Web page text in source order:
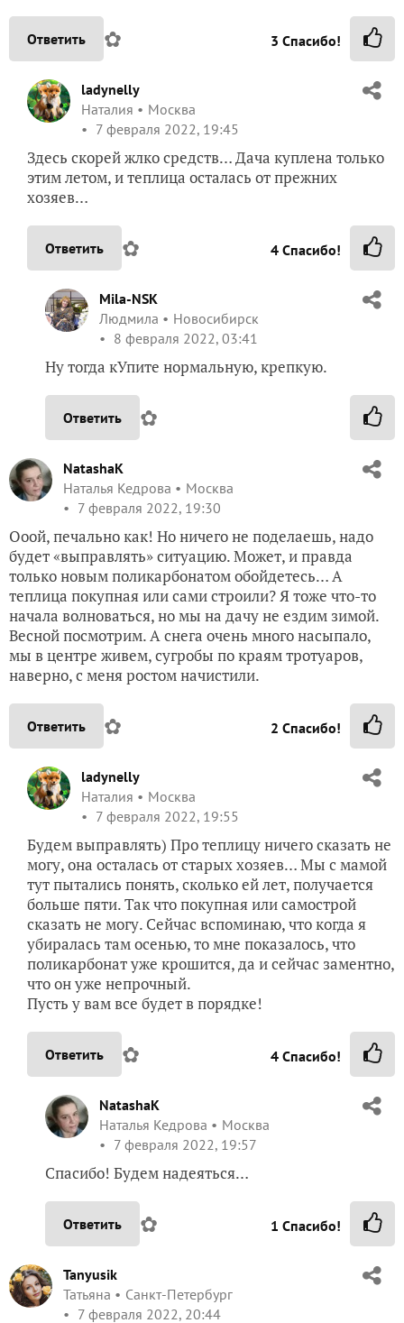
Ответить ✿ 3 Спасибо!
ladynelly
Наталия
Москва
7 февраля 2022, 19:45
Здесь скорей жлко средств… Дача куплена только
этим летом, и теплица осталась от прежних
хозяев…
Ответить ✿ 4 Спасибо!
Mila-NSK
Людмила
Новосибирск
8 февраля 2022, 03:41
Ну тогда кУпите нормальную, крепкую.
Ответить ✿
NatashaK
Наталья Кедрова
Москва
7 февраля 2022, 19:30
Ооой, печально как! Но ничего не поделаешь, надо
будет «выправлять» ситуацию. Может, и правда
только новым поликарбонатом обойдетесь… А
теплица покупная или сами строили? Я тоже что-то
начала волноваться, но мы на дачу не ездим зимой.
Весной посмотрим. А снега очень много насыпало,
мы в центре живем, сугробы по краям тротуаров,
наверно, с меня ростом начистили.
Ответить ✿ 2 Спасибо!
ladynelly
Наталия
Москва
7 февраля 2022, 19:55
Будем выправлять) Про теплицу ничего сказать не
могу, она осталась от старых хозяев… Мы с мамой
тут пытались понять, сколько ей лет, получается
больше пяти. Так что покупная или самострой
сказать не могу. Сейчас вспоминаю, что когда я
убиралась там осенью, то мне показалось, что
поликарбонат уже крошится, да и сейчас заментно,
что он уже непрочный.
Пусть у вам все будет в порядке!
Ответить ✿ 4 Спасибо!
NatashaK
Наталья Кедрова
Москва
7 февраля 2022, 19:57
Спасибо! Будем надеяться…
Ответить ✿ 1 Спасибо!
Tanyusik
Татьяна
Санкт-Петербург
7 февраля 2022, 20:44